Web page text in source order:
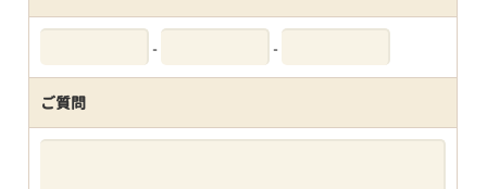
- -
ご質問